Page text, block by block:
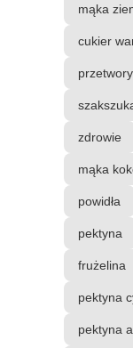
mąka
cukier
przetwory
zdrowie
mąka
powidła
pektyna
frużelina
pektyna
pektyna